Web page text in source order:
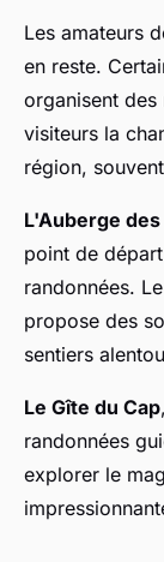
Les amateurs
en reste.
organisent des
visiteurs la
région,
L'Auberge
point de
randonnées.
propose des
sentiers
Le Gîte du Cap
randonnées
explorer le